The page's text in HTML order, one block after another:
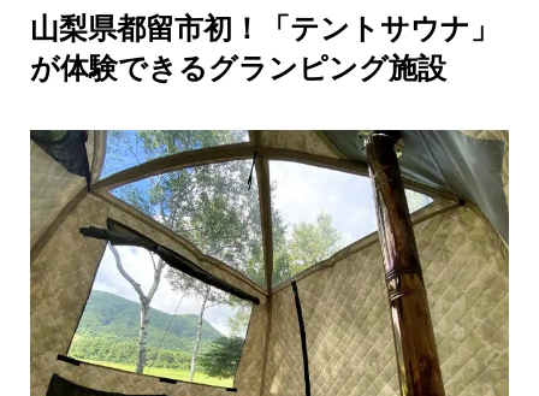
山梨県都留市初！「テントサウナ」
が体験できるグランピング施設